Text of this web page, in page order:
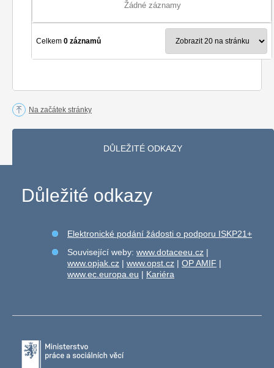
Žádné záznamy
Celkem 0 záznamů
Na začátek stránky
DŮLEŽITÉ ODKAZY
Důležité odkazy
Elektronické podání žádosti o podporu ISKP21+
Související weby: www.dotaceeu.cz |
www.opjak.cz | www.opst.cz | OP AMIF |
www.ec.europa.eu | Kariéra